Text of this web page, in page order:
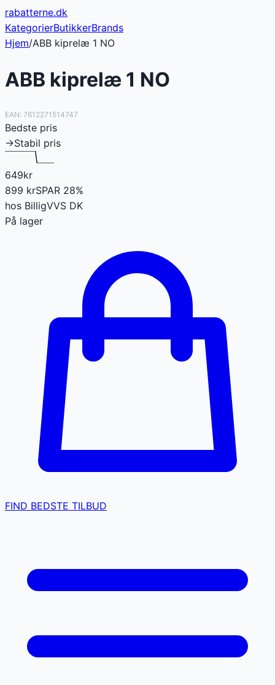
rabatterne.dk
KategorierButikkerBrands
Hjem/ABB kiprelæ 1 NO
ABB kiprelæ 1 NO
EAN: 7612271514747
Bedste pris
→Stabil pris
649kr
899 krSPAR 28%
hos BilligVVS DK
På lager
FIND BEDSTE TILBUD